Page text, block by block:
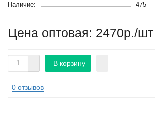
Наличие:
475
Цена оптовая: 2470р./шт
В корзину
0 отзывов